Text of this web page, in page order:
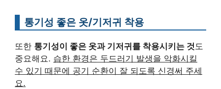
통기성 좋은 옷/기저귀 착용
또한 통기성이 좋은 옷과 기저귀를 착용시키는 것도
중요해요. 습한 환경은 두드러기 발생을 악화시킬
수 있기 때문에 공기 순환이 잘 되도록 신경써 주세
요.